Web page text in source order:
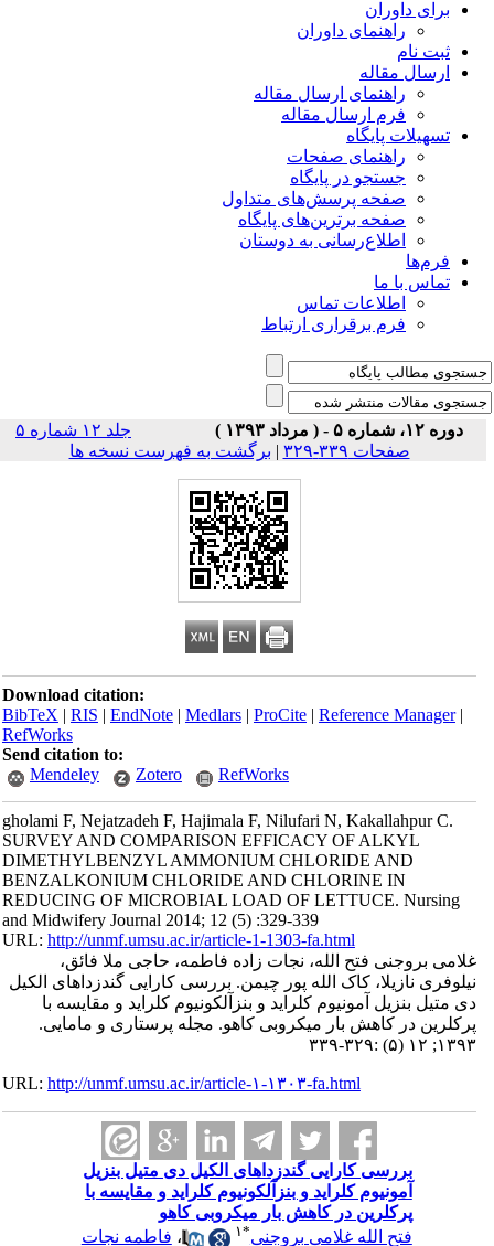
برای داوران
راهنمای داوران
ثبت نام
ارسال مقاله
راهنمای ارسال مقاله
فرم ارسال مقاله
تسهیلات پایگاه
راهنمای صفحات
جستجو در پایگاه
صفحه پرسش‌های متداول
صفحه برترین‌های پایگاه
اطلاع‌رسانی به دوستان
فرم‌ها
تماس با ما
اطلاعات تماس
فرم برقراری ارتباط
دوره ۱۲، شماره ۵ - ( مرداد ۱۳۹۳ )
جلد ۱۲ شماره ۵
صفحات ۳۳۹-۳۲۹
|برگشت به فهرست نسخه ها
Download citation:
BibTeX|RIS|EndNote|Medlars|ProCite|Reference Manager
RefWorks
Send citation to:
Mendeley
Zotero RefWorks
gholami F, Nejatzadeh F, Hajimala F, Nilufari N, Kakallahpur C.
SURVEY AND COMPARISON EFFICACY OF ALKYL
DIMETHYLBENZYL AMMONIUM CHLORIDE AND
BENZALKONIUM CHLORIDE AND CHLORINE IN
REDUCING OF MICROBIAL LOAD OF LETTUCE. Nursing
and Midwifery Journal 2014; 12 (5) :329-339
URL:http://unmf.umsu.ac.ir/article-1-1303-fa.html
غلامی بروجنی فتح الله، نجات زاده فاطمه، حاجی ملا فائق،
نیلوفری نازیلا، کاک الله پور چیمن. بررسی کارایی گندزداهای الکیل
دی متیل بنزیل آمونیوم کلراید و بنزآلکونیوم کلراید و مقایسه با
پرکلرین در کاهش بار میکروبی کاهو. مجله پرستاری و مامایی.
۱۳۹۳; ۱۲ (۵) :۳۲۹-۳۳۹
URL:http://unmf.umsu.ac.ir/article-۱-۱۳۰۳-fa.html
بررسی کارایی گندزداهای الکیل دی متیل بنزیل
آمونیوم کلراید و بنزآلکونیوم کلراید و مقایسه با
پرکلرین در کاهش بار میکروبی کاهو
فتح الله غلامی بروجنی
۱ ،فاطمه نجات